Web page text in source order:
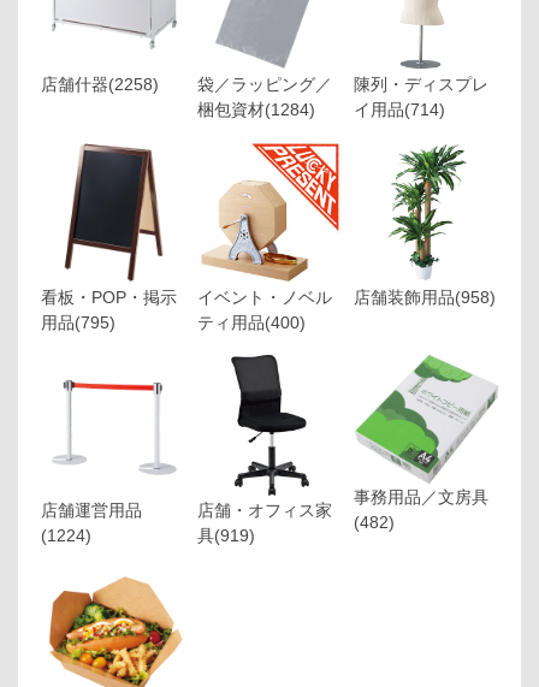
店舗什器(2258)
袋／ラッピング／
梱包資材(1284)
陳列・ディスプレ
イ用品(714)
看板・POP・掲示
用品(795)
イベント・ノベル
ティ用品(400)
店舗装飾用品(958)
店舗運営用品
(1224)
店舗・オフィス家
具(919)
事務用品／文房具
(482)